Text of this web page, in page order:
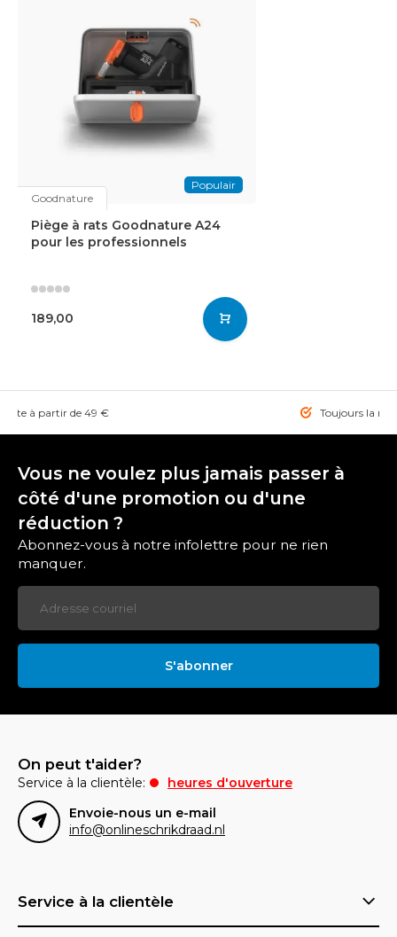
Populair
Goodnature
Piège à rats Goodnature A24
pour les professionnels
189,00
à partir de 49 € Toujours la
Vous ne voulez plus jamais passer à
côté d'une promotion ou d'une
réduction ?
Abonnez-vous à notre infolettre pour ne rien
manquer.
S'abonner
On peut t'aider?
Service à la clientèle:
heures d'ouverture
Envoie-nous un e-mail
info@onlineschrikdraad.nl
Service à la clientèle